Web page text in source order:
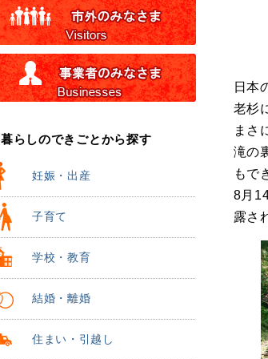
暮らしのできごとから探す
妊娠・出産
子育て
学校・教育
結婚・離婚
住まい・引越し
日本
老杉
まさ
滝の
もで
8月
露さ